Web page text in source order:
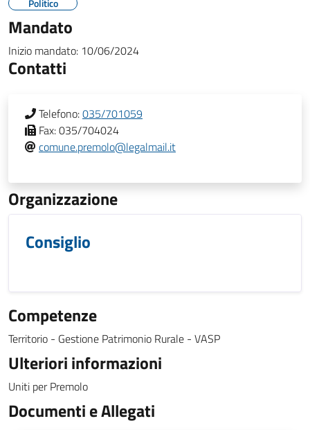
Politico
Mandato
Inizio mandato: 10/06/2024
Contatti
Telefono:035/701059
Fax:035/704024
comune.premolo@legalmail.it
Organizzazione
Consiglio
Competenze
Territorio - Gestione Patrimonio Rurale - VASP
Ulteriori informazioni
Uniti per Premolo
Documenti e Allegati